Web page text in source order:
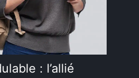
: l’allié